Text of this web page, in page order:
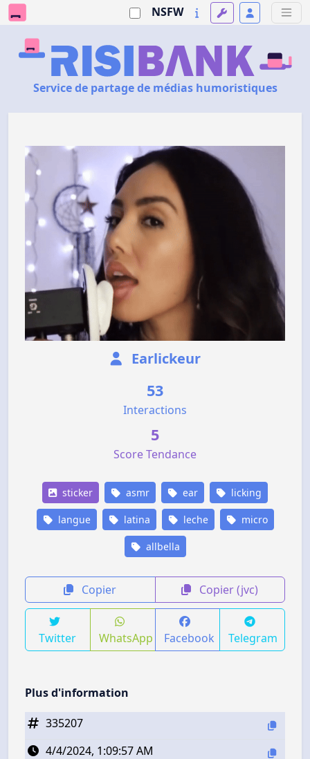
NSFW
Service de partage de médias humoristiques
Earlickeur
53
Interactions
5
Score Tendance
sticker asmr ear licking
langue latina leche micro
allbella
Copier Copier (jvc)
Twitter WhatsApp Facebook Telegram
Plus d'information
335207
4/4/2024, 1:09:57 AM